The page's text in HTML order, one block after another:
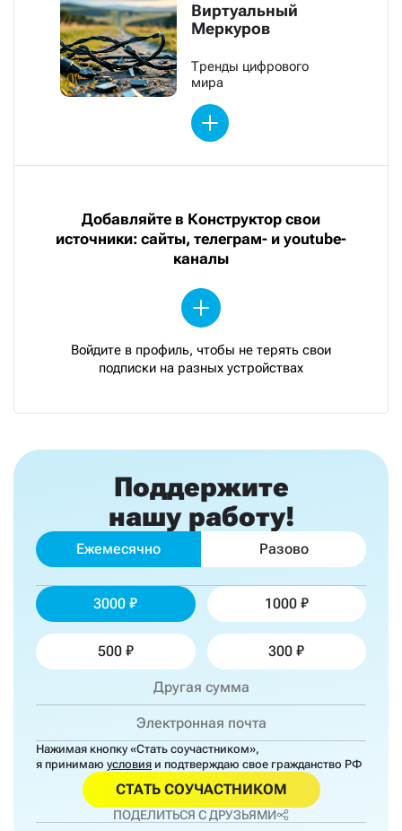
Виртуальный
Меркуров
Тренды цифрового
мира
Добавляйте в Конструктор свои
источники: сайты, телеграм- и youtube-
каналы
Войдите в профиль, чтобы не терять свои
подписки на разных устройствах
Поддержите
нашу работу!
Ежемесячно Разово
3000 1000
500 300
Нажимая кнопку «Стать соучастником»,
я принимаю условия и подтверждаю свое гражданство РФ
СТАТЬ СОУЧАСТНИКОМ
ПОДЕЛИТЬСЯ С ДРУЗЬЯМИ